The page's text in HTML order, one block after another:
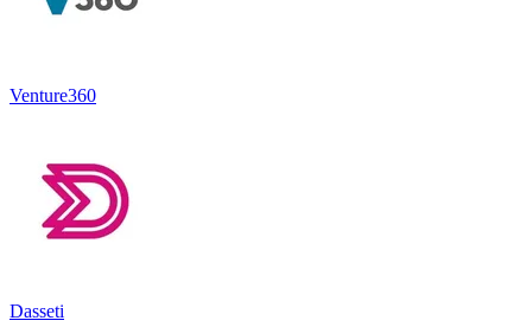
Venture360
Dasseti